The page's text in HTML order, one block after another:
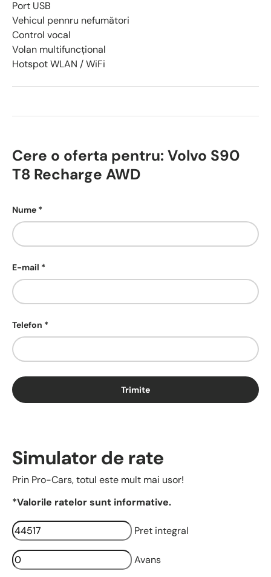
Port USB
Vehicul pennru nefumători
Control vocal
Volan multifuncţional
Hotspot WLAN / WiFi
Cere o oferta pentru: Volvo S90
T8 Recharge AWD
Nume
E-mail
Telefon
Trimite
Simulator de rate
Prin Pro-Cars, totul este mult mai usor!
*Valorile ratelor sunt informative.
Pret integral
Avans